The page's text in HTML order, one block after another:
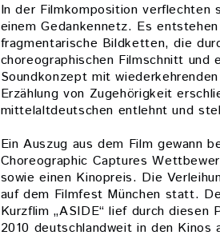
In der Filmkomposition verflechten
einem Gedankennetz. Es
fragmentarische Bildketten, die
choreographischen Filmschnitt und
Soundkonzept mit
Erzählung von Zugehörigkeit
mittelaltdeutschen entlehnt und
Ein Auszug aus dem Film gewann
Choreographic Captures
sowie einen Kinopreis. Die
auf dem Filmfest München statt.
Kurzflim „ASIDE“ lief durch diesen
2010 deutschlandweit in den Kinos